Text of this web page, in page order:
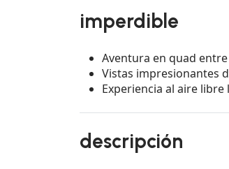
imperdible
Aventura en quad
Vistas impresionantes
Experiencia al aire
descripción